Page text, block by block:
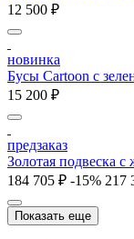
12 500 ₽
новинка
Бусы Cartoon с
15 200 ₽
предзаказ
Золотая подвеска
184 705 ₽ -15% 217
Показать еще